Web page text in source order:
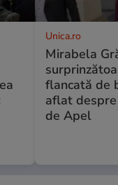
Unica.ro
Mirabela
flancată de
aflat
de Apel